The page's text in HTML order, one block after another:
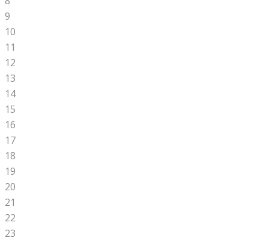
9
10
11
12
13
14
15
16
17
18
19
20
21
22
23